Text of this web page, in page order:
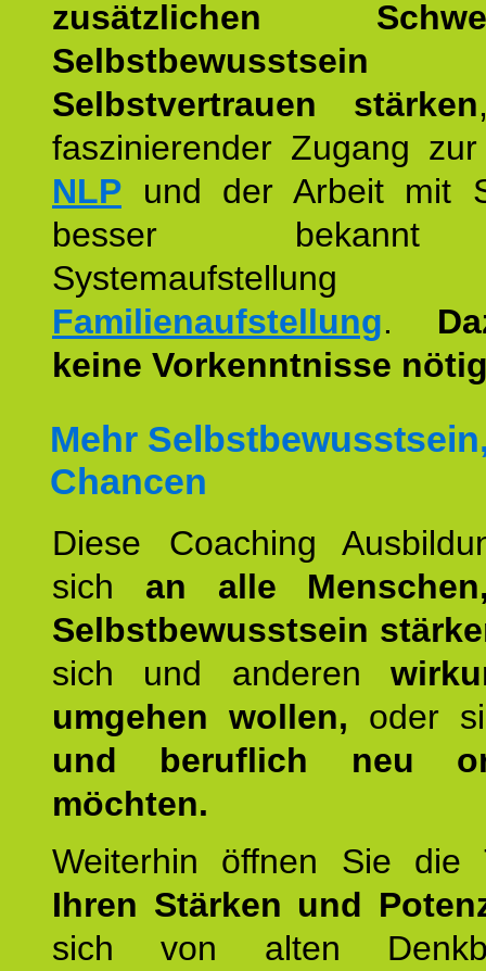
zusätzlichen
Selbstvertrauen stärken
faszinierender Zugang
NLP und der Arbeit mit
besser
Familienaufstellung.
keine Vorkenntnisse
Mehr
Chancen
Diese Coaching
sich an alle
Selbstbewusstsein
sich und anderen
umgehen wollen, oder
und beruflich neu
möchten.
Weiterhin öffnen Sie
Ihren Stärken und
sich von alten